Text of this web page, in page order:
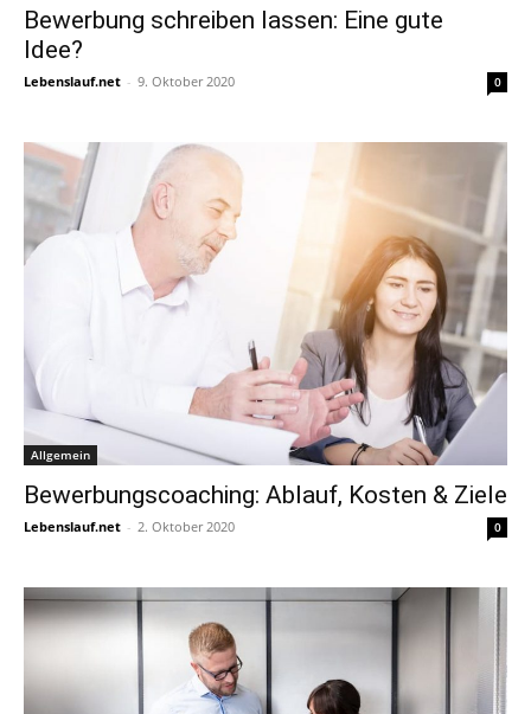
Bewerbung schreiben lassen: Eine gute
Idee?
Lebenslauf.net - 9. Oktober 2020 0
Allgemein
Bewerbungscoaching: Ablauf, Kosten & Ziele
Lebenslauf.net - 2. Oktober 2020 0